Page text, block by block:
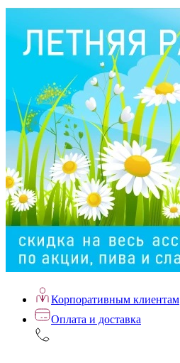
Корпоративным клиентам
Оплата и доставка